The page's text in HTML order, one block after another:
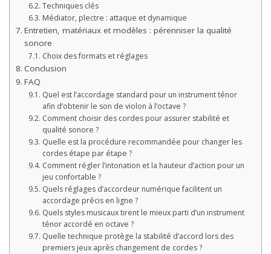
Techniques clés
Médiator, plectre : attaque et dynamique
Entretien, matériaux et modèles : pérenniser la qualité
sonore
Choix des formats et réglages
Conclusion
FAQ
Quel est l’accordage standard pour un instrument ténor
afin d’obtenir le son de violon à l’octave ?
Comment choisir des cordes pour assurer stabilité et
qualité sonore ?
Quelle est la procédure recommandée pour changer les
cordes étape par étape ?
Comment régler l’intonation et la hauteur d’action pour un
jeu confortable ?
Quels réglages d’accordeur numérique facilitent un
accordage précis en ligne ?
Quels styles musicaux tirent le mieux parti d’un instrument
ténor accordé en octave ?
Quelle technique protège la stabilité d’accord lors des
premiers jeux après changement de cordes ?